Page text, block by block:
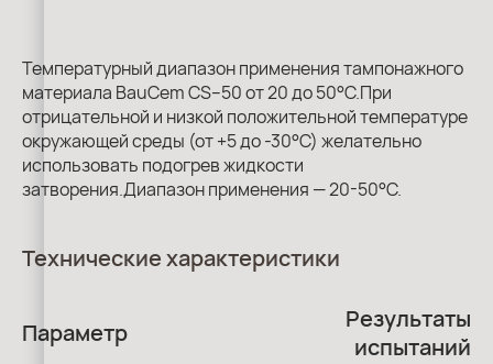
Температурный диапазон применения тампонажного
материала BauCem СS–50 от 20 до 50°С.При
отрицательной и низкой положительной температуре
окружающей среды (от +5 до -30°С) желательно
использовать подогрев жидкости
затворения.Диапазон применения — 20-50°C.
Технические характеристики
Параметр
Результаты
испытаний